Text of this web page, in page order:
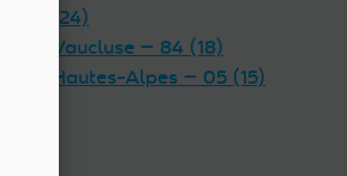
(24)
Vaucluse — 84 (18)
Hautes-Alpes — 05 (15)